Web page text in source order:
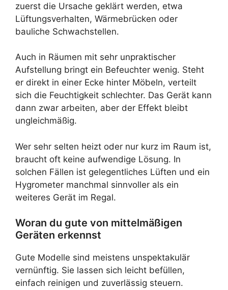
zuerst die Ursache geklärt werden, etwa
Lüftungsverhalten, Wärmebrücken oder
bauliche Schwachstellen.
Auch in Räumen mit sehr unpraktischer
Aufstellung bringt ein Befeuchter wenig. Steht
er direkt in einer Ecke hinter Möbeln, verteilt
sich die Feuchtigkeit schlechter. Das Gerät kann
dann zwar arbeiten, aber der Effekt bleibt
ungleichmäßig.
Wer sehr selten heizt oder nur kurz im Raum ist,
braucht oft keine aufwendige Lösung. In
solchen Fällen ist gelegentliches Lüften und ein
Hygrometer manchmal sinnvoller als ein
weiteres Gerät im Regal.
Woran du gute von mittelmäßigen
Geräten erkennst
Gute Modelle sind meistens unspektakulär
vernünftig. Sie lassen sich leicht befüllen,
einfach reinigen und zuverlässig steuern.